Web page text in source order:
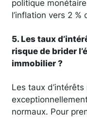
politique
l’inflation vers 2 %
5. Les taux
risque de brider
immobilier ?
Les taux
normaux. Pour